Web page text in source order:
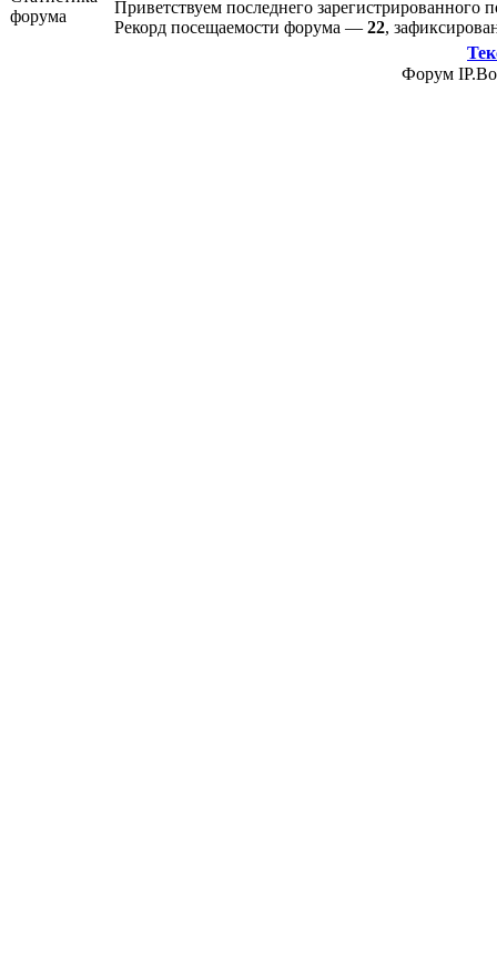
Приветствуем последнего зарегистрированного
Рекорд посещаемости форума — 22,
Форум